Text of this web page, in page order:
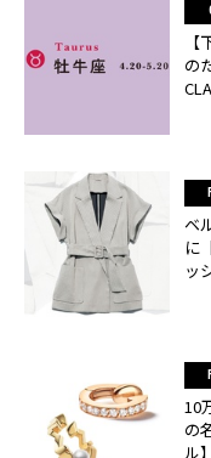
の
ベ
に
ッ
10
の
ル